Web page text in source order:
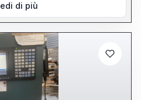
di più